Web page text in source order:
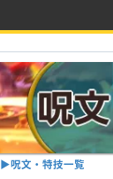
▶︎呪文・特技一覧